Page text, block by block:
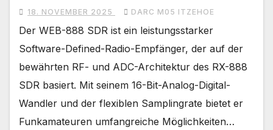
18. NOVEMBER 2025 DARC M05 ITZEHOE
Der WEB-888 SDR ist ein leistungsstarker
Software-Defined-Radio-Empfänger, der auf der
bewährten RF- und ADC-Architektur des RX-888
SDR basiert. Mit seinem 16-Bit-Analog-Digital-
Wandler und der flexiblen Samplingrate bietet er
Funkamateuren umfangreiche Möglichkeiten…